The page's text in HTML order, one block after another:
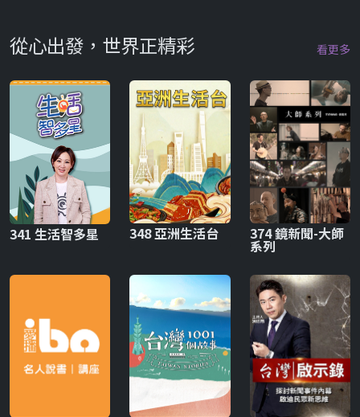
從心出發，世界正精彩 看更多
341 生活智多星 348 亞洲生活台 374 鏡新聞-大師
系列